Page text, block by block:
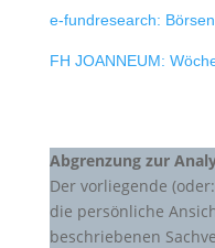
e-fundresearch:
FH JOANNEUM:
Abgrenzung zur
Der vorliegende
die persönliche
beschriebenen